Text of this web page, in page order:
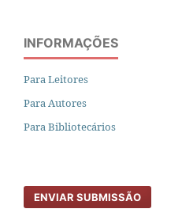
INFORMAÇÕES
Para Leitores
Para Autores
Para Bibliotecários
ENVIAR SUBMISSÃO